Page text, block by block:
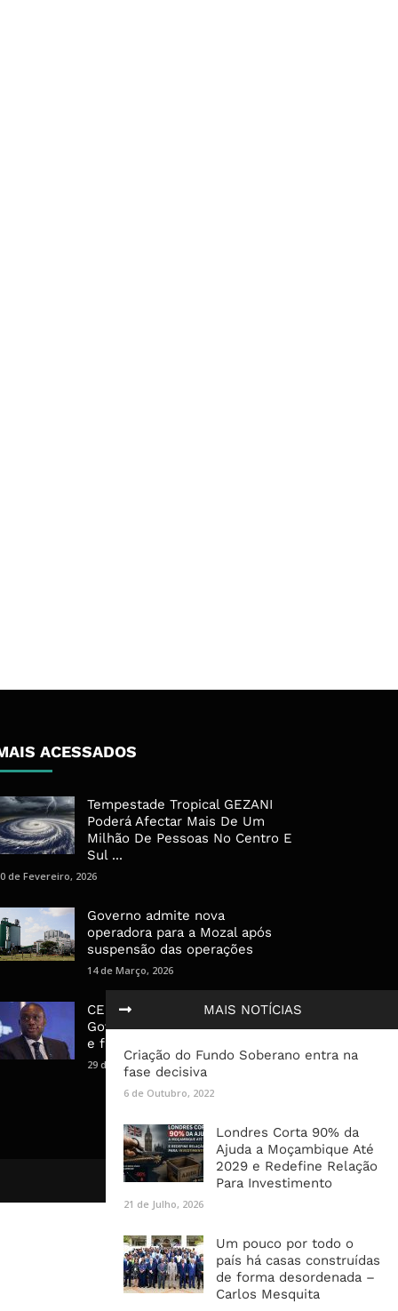
MAIS NOTÍCIAS
Criação do Fundo Soberano entra na
fase decisiva
6 de Outubro, 2022
Londres Corta 90% da
Ajuda a Moçambique Até
2029 e Redefine Relação
Para Investimento
21 de Julho, 2026
Um pouco por todo o
país há casas construídas
de forma desordenada –
Carlos Mesquita
ACESSADOS
Tempestade Tropical GEZANI
Poderá Afectar Mais De Um
Milhão De Pessoas No Centro E
Sul ...
de Fevereiro, 2026
Governo admite nova
operadora para a Mozal após
suspensão das operações
14 de Março, 2026
CEO do Standard Bank pede ao
Governo que “saia do caminho”
e facilite os negócios
29 de Janeiro, 2025